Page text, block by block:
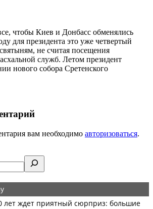
чтобы Киев и Донбасс обменялись
для президента это уже четвертый
не считая посещения
служб. Летом президент
нового собора Сретенского
вам необходимо авторизоваться.